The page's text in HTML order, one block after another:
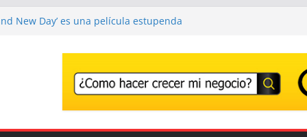
New Day’ es una película estupenda
de las películas más taquilleras de
a Franco Baresi, en un funeral
el Festival que transforma los
experiencia musical irrepetible: Corona